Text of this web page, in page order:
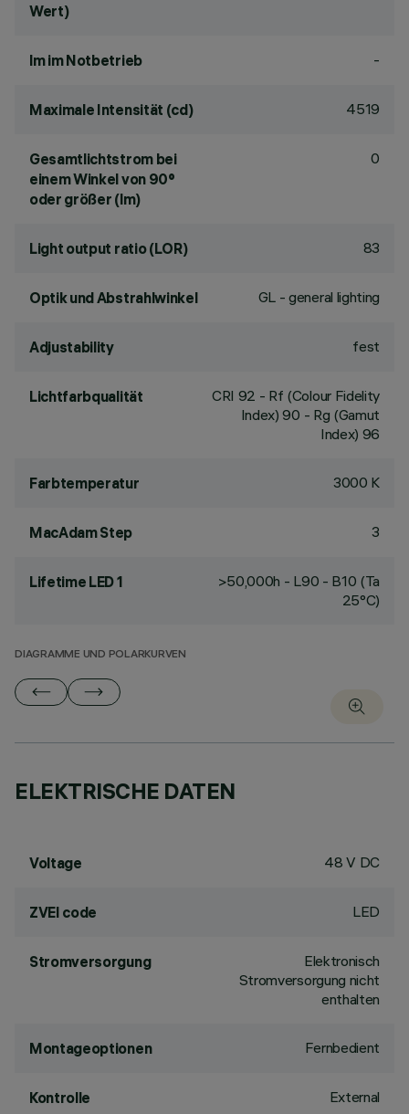
Wert)
lm im Notbetrieb -
Maximale Intensität (cd) 4519
Gesamtlichtstrom bei
einem Winkel von 90°
oder größer (lm)
0
Light output ratio (LOR) 83
Optik und Abstrahlwinkel GL - general lighting
Adjustability fest
Lichtfarbqualität CRI 92 - Rf (Colour Fidelity
Index) 90 - Rg (Gamut
Index) 96
Farbtemperatur 3000 K
MacAdam Step 3
Lifetime LED 1
>50,000h - L90 - B10 (Ta
25°C)
DIAGRAMME UND POLARKURVEN
ELEKTRISCHE DATEN
Voltage 48 V DC
ZVEI code LED
Stromversorgung
Elektronisch
Stromversorgung nicht
enthalten
Montageoptionen Fernbedient
Kontrolle External